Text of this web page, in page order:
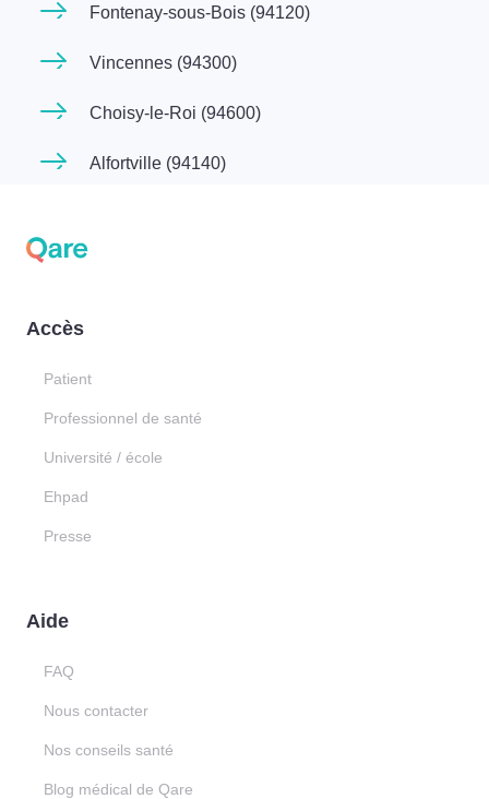
Fontenay-sous-Bois (94120)
Vincennes (94300)
Choisy-le-Roi (94600)
Alfortville (94140)
Accès
Patient
Professionnel de santé
Université / école
Ehpad
Presse
Aide
FAQ
Nous contacter
Nos conseils santé
Blog médical de Qare